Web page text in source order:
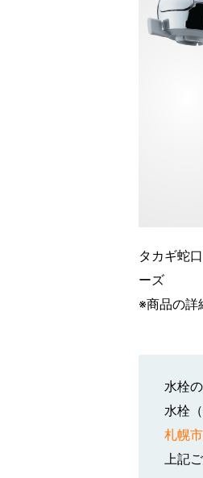
タカギ蛇
ーズ
※商品の詳
水栓
水栓
札幌
上記